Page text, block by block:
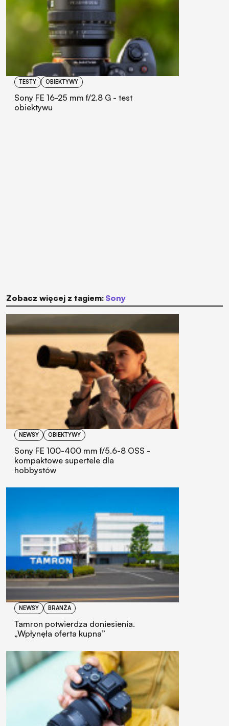
TESTY OBIEKTYWY
Sony FE 16-25 mm f/2.8 G - test
obiektywu
Zobacz więcej z tagiem: Sony
NEWSY OBIEKTYWY
Sony FE 100-400 mm f/5.6-8 OSS -
kompaktowe supertele dla
hobbystów
NEWSY BRANŻA
Tamron potwierdza doniesienia.
„Wpłynęła oferta kupna”